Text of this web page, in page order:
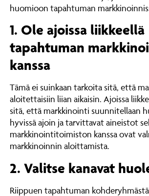
huomioon tapahtuman
1. Ole ajoissa liikkeellä
tapahtuman
kanssa
Tämä ei suinkaan tarkoita sitä, että
aloitettaisiin liian aikaisin. Ajoissa
sitä, että markkinointi suunnitellaan
hyvissä ajoin ja tarvittavat aineistot
markkinointitoimiston kanssa ovat
markkinoinnin aloittamista.
2. Valitse kanavat
Riippuen tapahtuman